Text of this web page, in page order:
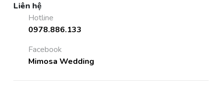
Liên hệ
Hotline
0978.886.133
Facebook
Mimosa Wedding